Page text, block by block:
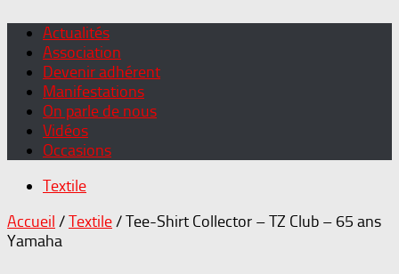
Actualités
Association
Devenir adhérent
Manifestations
On parle de nous
Vidéos
Occasions
Textile
Accueil /Textile/ Tee-Shirt Collector – TZ Club – 65 ans
Yamaha